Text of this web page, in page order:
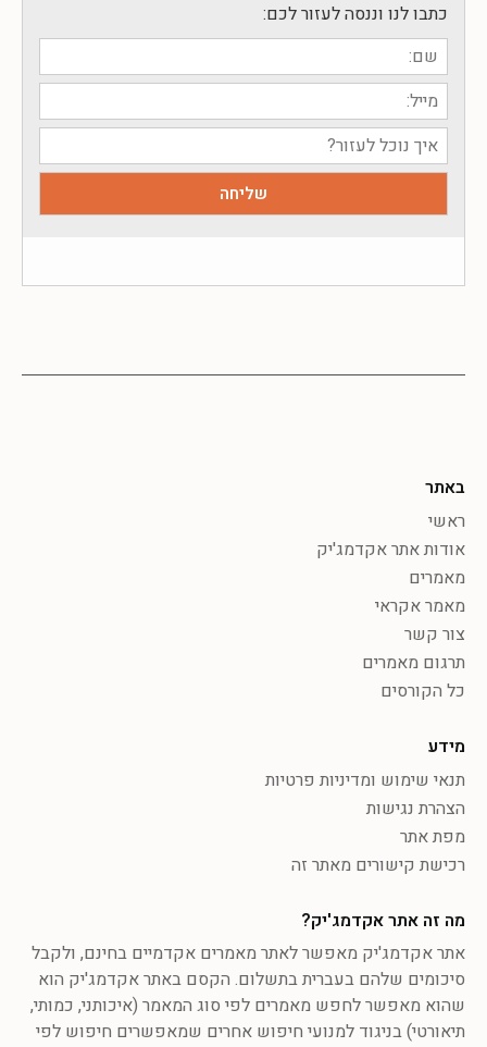
כתבו לנו וננסה לעזור לכם:
באתר
ראשי
אודות אתר אקדמג'יק
מאמרים
מאמר אקראי
צור קשר
תרגום מאמרים
כל הקורסים
מידע
תנאי שימוש ומדיניות פרטיות
הצהרת נגישות
מפת אתר
רכישת קישורים מאתר זה
מה זה אתר אקדמג'יק?
אתר אקדמג'יק מאפשר לאתר מאמרים אקדמיים בחינם, ולקבל
סיכומים שלהם בעברית בתשלום. הקסם באתר אקדמג'יק הוא
שהוא מאפשר לחפש מאמרים לפי סוג המאמר (איכותני, כמותי,
תיאורטי) בניגוד למנועי חיפוש אחרים שמאפשרים חיפוש לפי